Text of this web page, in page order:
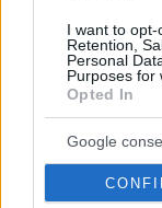
I want to opt-
Retention,
Personal
Purposes for
Opted In
Google
Superstizioni